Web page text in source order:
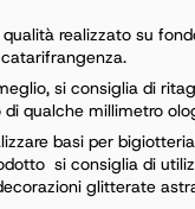
realizzato su
si consiglia di
di qualche millimetro
basi per
si consiglia di
glitterate